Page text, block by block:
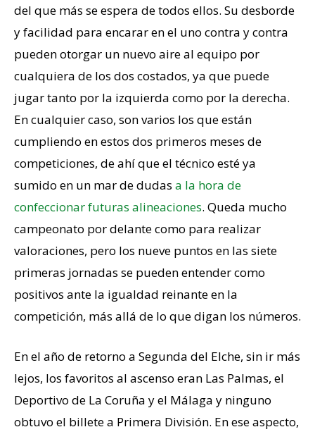
del que más se espera de todos ellos. Su desborde
y facilidad para encarar en el uno contra y contra
pueden otorgar un nuevo aire al equipo por
cualquiera de los dos costados, ya que puede
jugar tanto por la izquierda como por la derecha.
En cualquier caso, son varios los que están
cumpliendo en estos dos primeros meses de
competiciones, de ahí que el técnico esté ya
sumido en un mar de dudas a la hora de
confeccionar futuras alineaciones. Queda mucho
campeonato por delante como para realizar
valoraciones, pero los nueve puntos en las siete
primeras jornadas se pueden entender como
positivos ante la igualdad reinante en la
competición, más allá de lo que digan los números.
En el año de retorno a Segunda del Elche, sin ir más
lejos, los favoritos al ascenso eran Las Palmas, el
Deportivo de La Coruña y el Málaga y ninguno
obtuvo el billete a Primera División. En ese aspecto,